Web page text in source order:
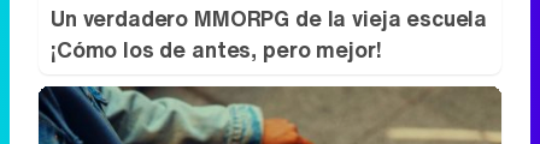
Un verdadero MMORPG de la vieja escuela
¡Cómo los de antes, pero mejor!